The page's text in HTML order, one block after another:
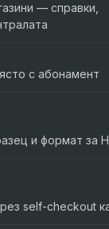
— справки,
с абонамент
и формат за
self-checkout